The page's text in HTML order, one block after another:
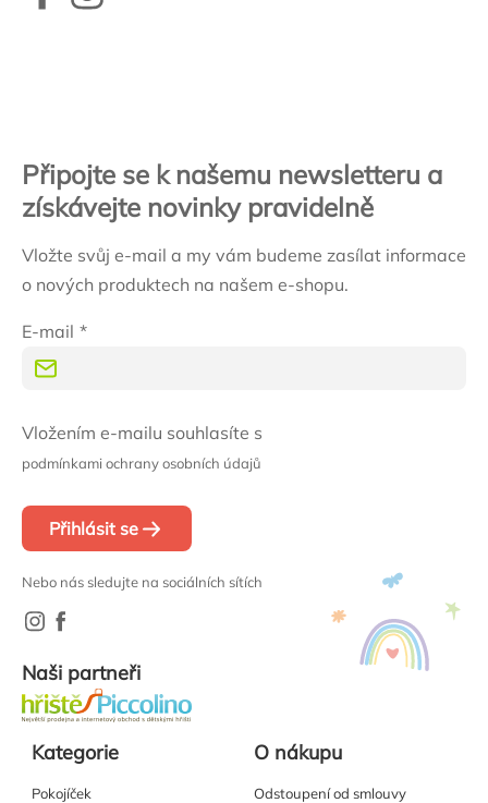
Připojte se k našemu newsletteru a
získávejte novinky pravidelně
Vložte svůj e-mail a my vám budeme zasílat informace
o nových produktech na našem e-shopu.
E-mail
Vložením e-mailu souhlasíte s
podmínkami ochrany osobních údajů
Přihlásit se
Nebo nás sledujte na sociálních sítích
Naši partneři
Kategorie
Pokojíček
O nákupu
Odstoupení od smlouvy